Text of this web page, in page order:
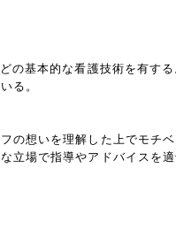
の基本的な看護技術を有する
る。
の想いを理解した上でモチベ
立場で指導やアドバイスを適